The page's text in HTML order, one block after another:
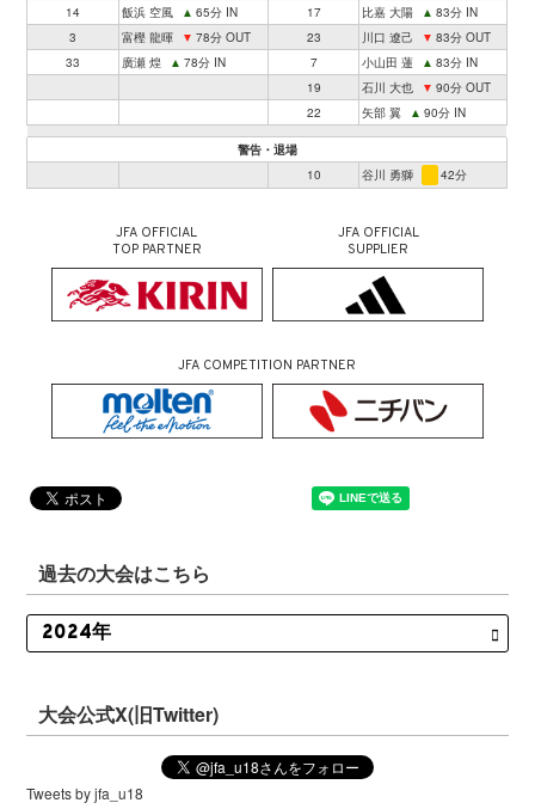
14
飯浜 空風 ▲ 65分 IN 17 比嘉 大陽 ▲ 83分 IN
3
富樫 龍暉 ▼ 78分 OUT 23 川口 遼己 ▼ 83分 OUT
33
廣瀬 煌 ▲ 78分 IN 7 小山田 蓮 ▲ 83分 IN
19
石川 大也 ▼ 90分 OUT
22
矢部 翼 ▲ 90分 IN
警告・退場
10
谷川 勇獅 42分
JFA OFFICIAL
TOP PARTNER
JFA OFFICIAL
SUPPLIER
JFA COMPETITION PARTNER
過去の大会はこちら
大会公式X(旧Twitter)
Tweets by jfa_u18